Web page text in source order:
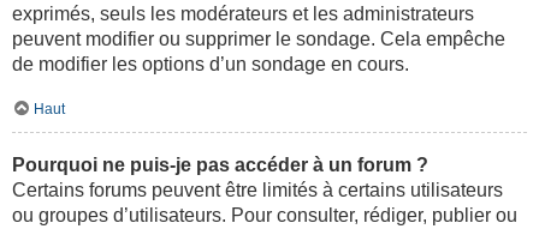
exprimés, seuls les modérateurs et les administrateurs
peuvent modifier ou supprimer le sondage. Cela empêche
de modifier les options d’un sondage en cours.
Haut
Pourquoi ne puis-je pas accéder à un forum ?
Certains forums peuvent être limités à certains utilisateurs
ou groupes d’utilisateurs. Pour consulter, rédiger, publier ou